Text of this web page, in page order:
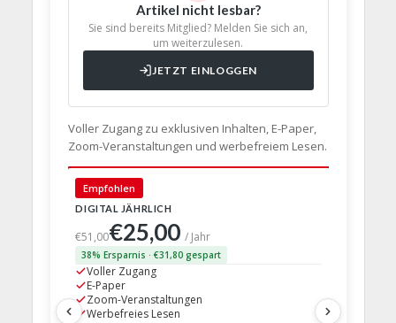
Artikel nicht lesbar?
Sie sind bereits Mitglied? Melden Sie sich an,
um weiterzulesen.
JETZT EINLOGGEN
Voller Zugang zu exklusiven Inhalten, E-Paper,
Zoom-Veranstaltungen und werbefreiem Lesen.
Empfohlen
DIGITAL JÄHRLICH
€51,00€25,00/ Jahr
38% Ersparnis · €31,80 gespart
Voller Zugang
E-Paper
Zoom-Veranstaltungen
Werbefreies Lesen